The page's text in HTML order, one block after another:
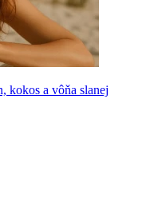
kokos a vôňa slanej